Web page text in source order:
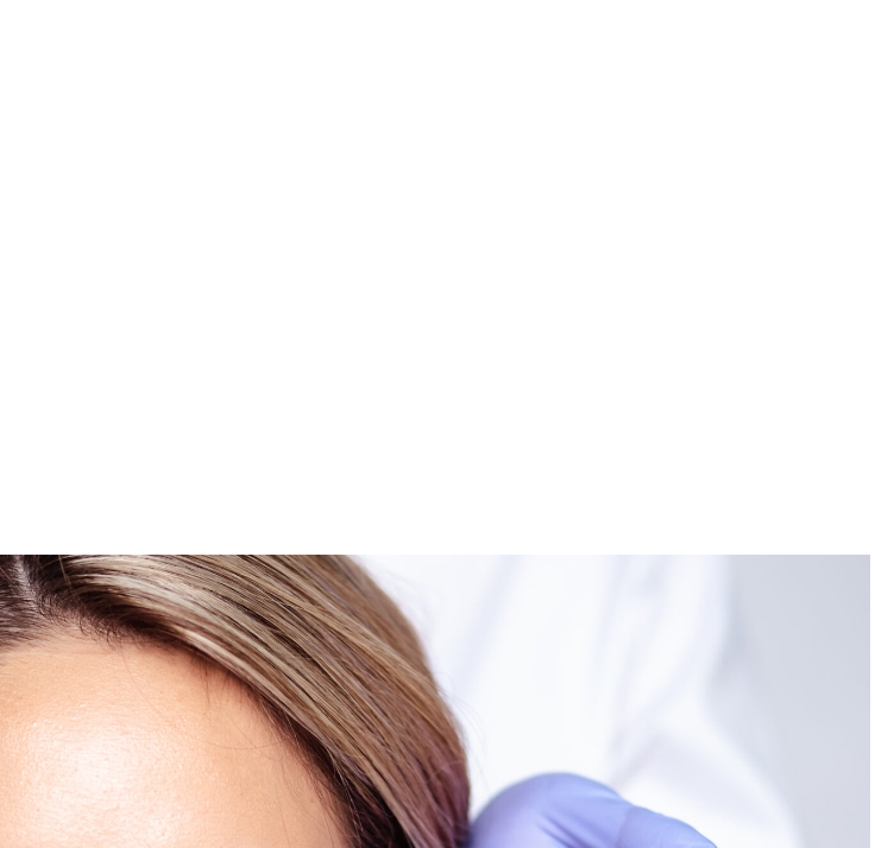
da signalstoffet mellem muskler og nerver forhindres.
– rynkerne reduceres eller forsvinder helt